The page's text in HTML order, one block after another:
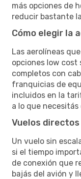
más opciones de
reducir bastante
Cómo elegir la
Las aerolíneas
opciones low cost
completos con
franquicias de
incluidos en la
a lo que necesitás
Vuelos
Un vuelo sin
si el tiempo
de conexión que
bajás del avión y